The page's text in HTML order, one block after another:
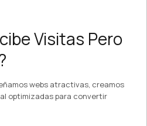
Visitas Pero
webs atractivas, creamos
optimizadas para convertir